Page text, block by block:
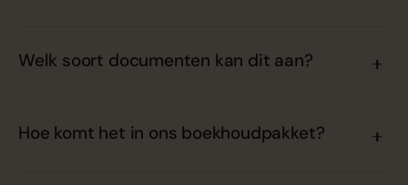
Welk soort documenten kan dit aan?
Hoe komt het in ons boekhoudpakket?